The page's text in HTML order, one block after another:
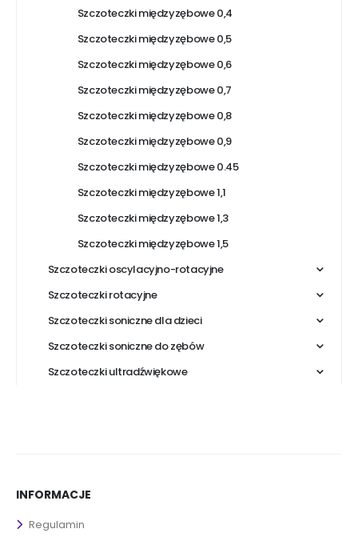
Szczoteczki międzyzębowe 0,4
Szczoteczki międzyzębowe 0,5
Szczoteczki międzyzębowe 0,6
Szczoteczki międzyzębowe 0,7
Szczoteczki międzyzębowe 0,8
Szczoteczki międzyzębowe 0,9
Szczoteczki międzyzębowe 0.45
Szczoteczki międzyzębowe 1,1
Szczoteczki międzyzębowe 1,3
Szczoteczki międzyzębowe 1,5
Szczoteczki oscylacyjno-rotacyjne
Szczoteczki rotacyjne
Szczoteczki soniczne dla dzieci
Szczoteczki soniczne do zębów
Szczoteczki ultradźwiękowe
INFORMACJE
Regulamin